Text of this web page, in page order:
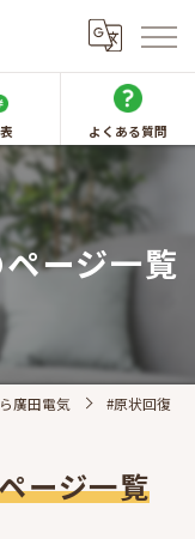
よくある質問
ージ一覧
廣田電気 #原状回復
ージ一覧